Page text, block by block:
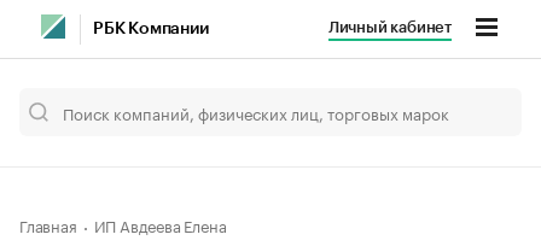
РБК Компании Личный кабинет
Главная ИП Авдеева Елена